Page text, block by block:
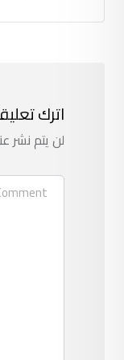
اترك
لن يتم نشر